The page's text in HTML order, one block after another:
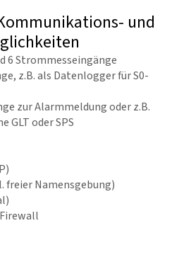
und
6 Strommesseingänge
z.B. als Datenlogger für S0-
zur Alarmmeldung oder z.B.
GLT oder SPS
freier Namensgebung)